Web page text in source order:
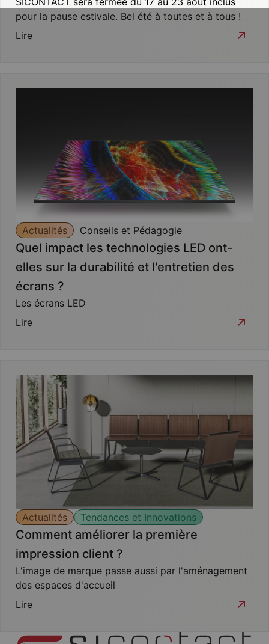
pour la pause estivale. Bel été à toutes et à tous !
Lire
Actualités Conseils et Pédagogie
Quel impact les technologies LED ont-
elles sur la durabilité et l'entretien des
écrans ?
Les écrans LED
Lire
Actualités Tendances et Innovations
Comment améliorer la première
impression client ?
L'image de marque passe aussi par l'aménagement
des espaces d'accueil
Lire